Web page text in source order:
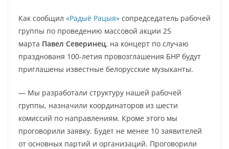
Как сообщил «Радыё Рацыя» сопредседатель рабочей
группы по проведению массовой акции 25
марта Павел Северинец, на концерт по случаю
празднованя 100-летия провозглашения БНР будут
приглашены известные белорусские музыканты.
— Мы разработали структуру нашей рабочей
группы, назначили координаторов из шести
комиссий по направлениям. Кроме этого мы
проговорили заявку. Будет не менее 10 заявителей
от основных партий и организаций. Проговорили